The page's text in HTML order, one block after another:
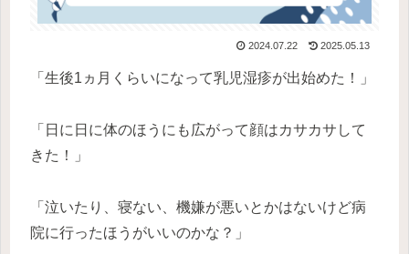
2024.07.22 2025.05.13
「生後1ヵ月くらいになって乳児湿疹が出始めた！」
「日に日に体のほうにも広がって顔はカサカサして
きた！」
「泣いたり、寝ない、機嫌が悪いとかはないけど病
院に行ったほうがいいのかな？」